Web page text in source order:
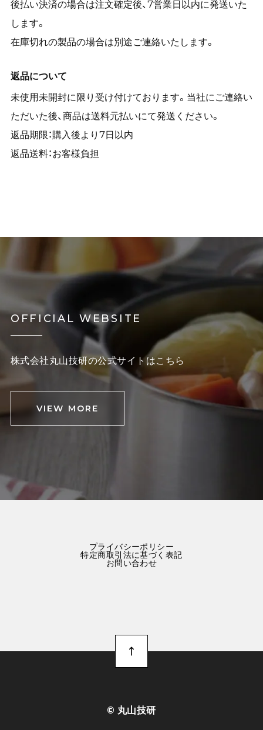
後払い決済の場合は注文確定後、7営業日以内に発送いた
します。
在庫切れの製品の場合は別途ご連絡いたします。
返品について
未使用未開封に限り受け付けております。当社にご連絡い
ただいた後、商品は送料元払いにて発送ください。
返品期限：購入後より7日以内
返品送料：お客様負担
OFFICIAL WEBSITE
株式会社丸山技研の公式サイトはこちら
VIEW MORE
プライバシーポリシー
特定商取引法に基づく表記
お問い合わせ
©︎ 丸山技研